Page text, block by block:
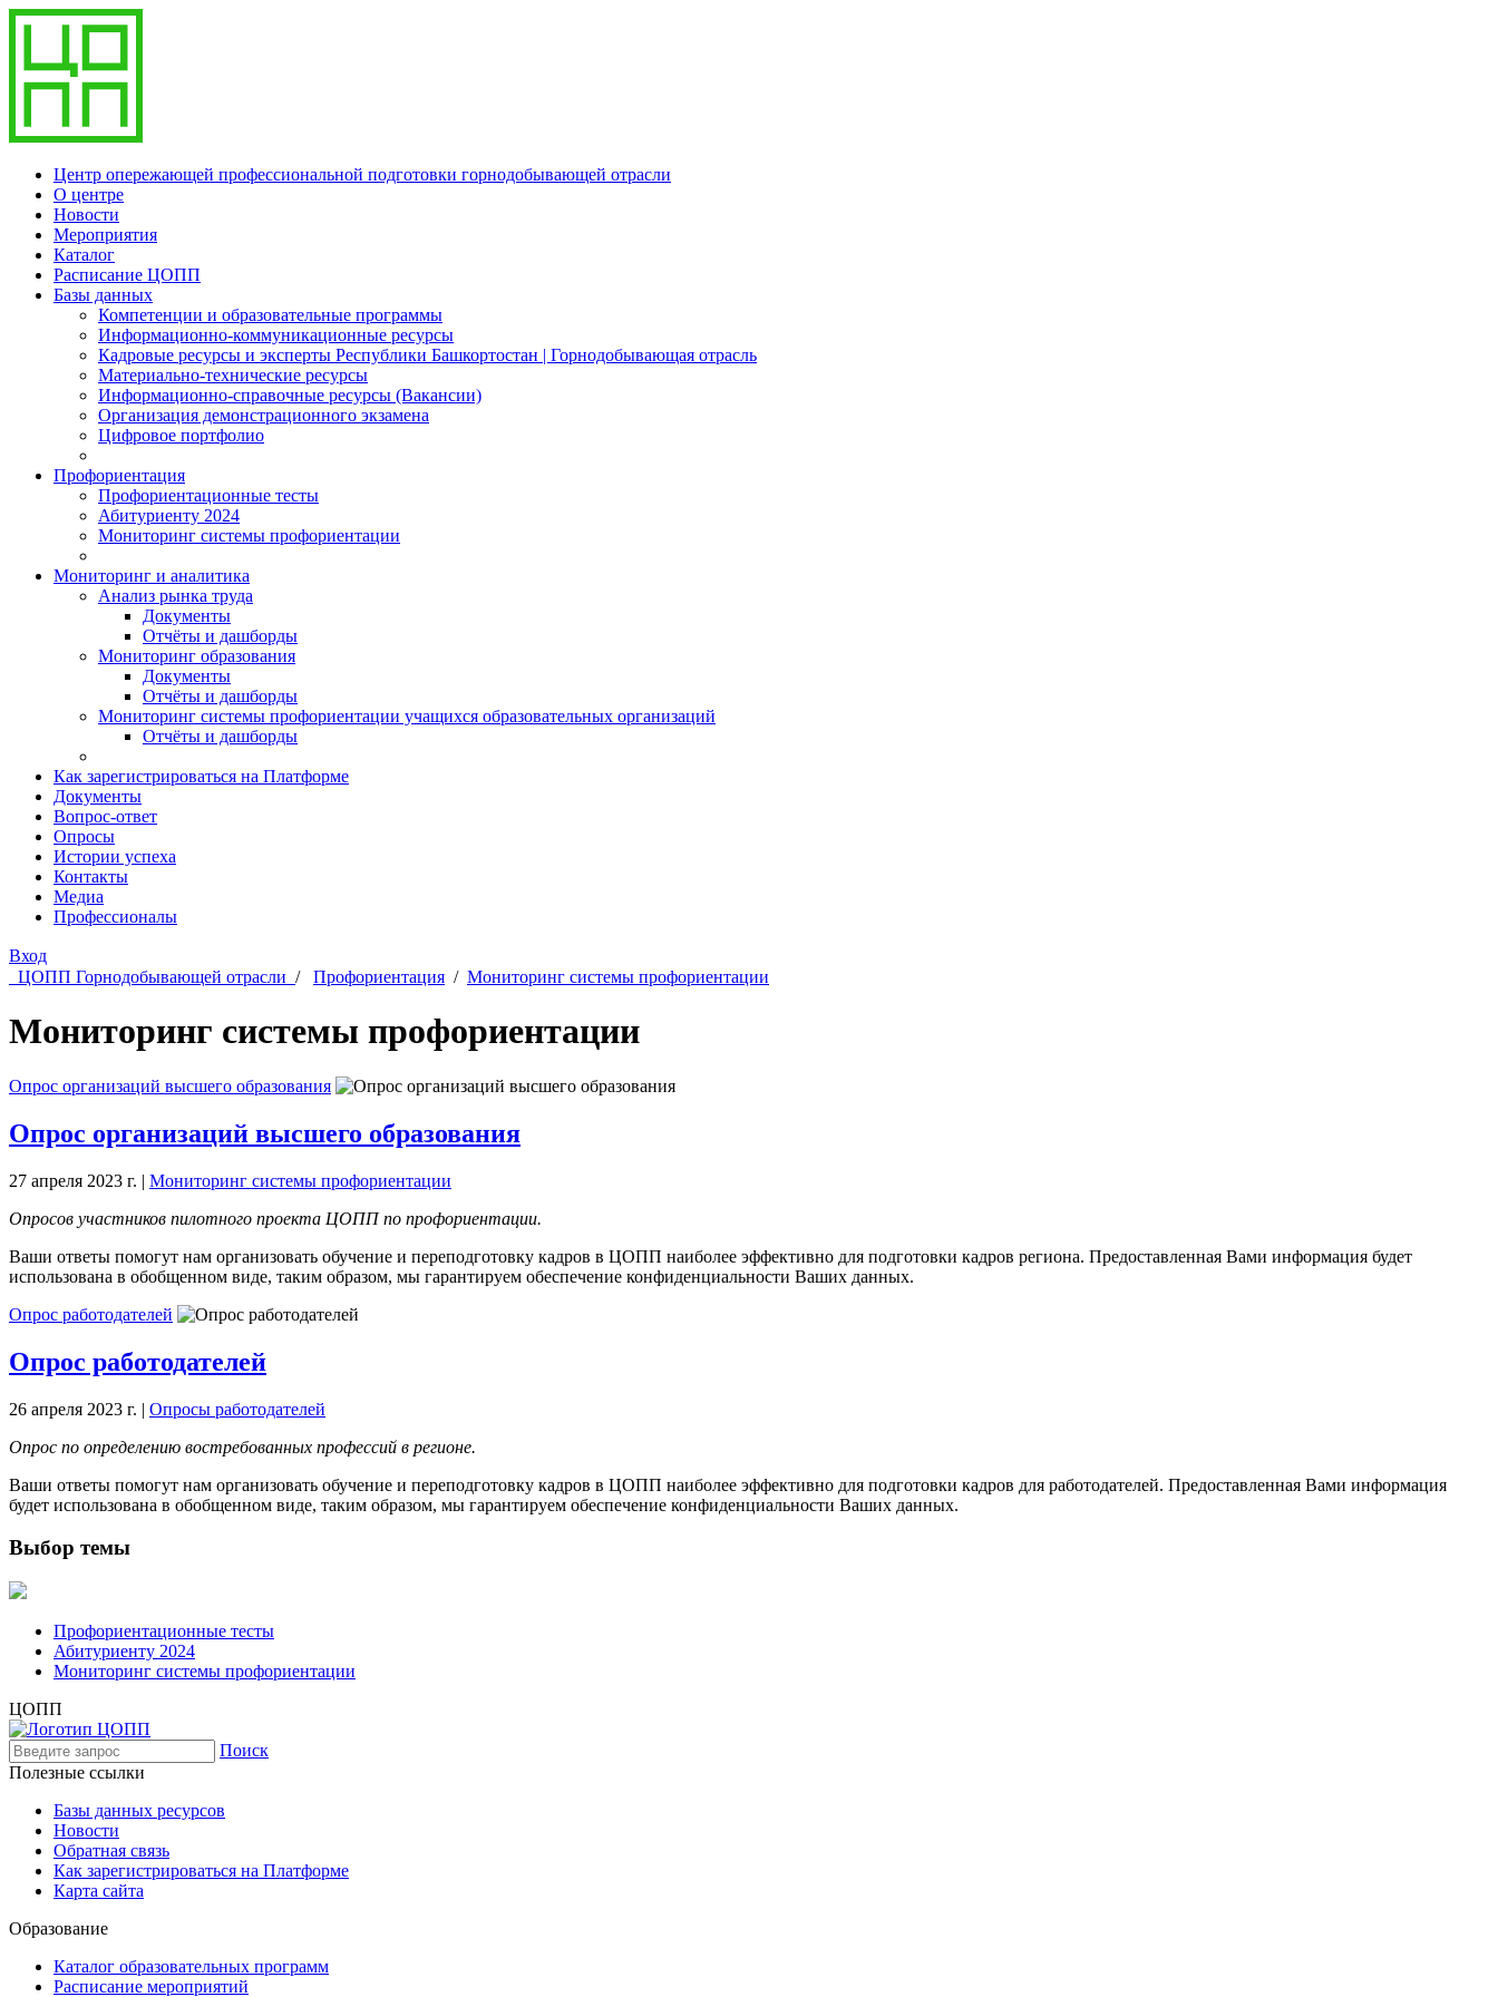
Центр опережающей профессиональной подготовки горнодобывающей отрасли
О центре
Новости
Мероприятия
Каталог
Расписание ЦОПП
Базы данных
Компетенции и образовательные программы
Информационно-коммуникационные ресурсы
Кадровые ресурсы и эксперты Республики Башкортостан | Горнодобывающая отрасль
Материально-технические ресурсы
Информационно-справочные ресурсы (Вакансии)
Организация демонстрационного экзамена
Цифровое портфолио
Профориентация
Профориентационные тесты
Абитуриенту 2024
Мониторинг системы профориентации
Мониторинг и аналитика
Анализ рынка труда
Документы
Отчёты и дашборды
Мониторинг образования
Документы
Отчёты и дашборды
Мониторинг системы профориентации учащихся образовательных организаций
Отчёты и дашборды
Как зарегистрироваться на Платформе
Документы
Вопрос-ответ
Опросы
Истории успеха
Контакты
Медиа
Профессионалы
Вход
ЦОПП Горнодобывающей отрасли / Профориентация / Мониторинг системы профориентации
Мониторинг системы профориентации
Опрос организаций высшего образования
Опрос организаций высшего образования
27 апреля 2023 г. | Мониторинг системы профориентации
Опросов участников пилотного проекта ЦОПП по профориентации.
Ваши ответы помогут нам организовать обучение и переподготовку кадров в ЦОПП наиболее эффективно для подготовки кадров региона. Предоставленная Вами информация будет
использована в обобщенном виде, таким образом, мы гарантируем обеспечение конфиденциальности Ваших данных.
Опрос работодателей
Опрос работодателей
26 апреля 2023 г. | Опросы работодателей
Опрос по определению востребованных профессий в регионе.
Ваши ответы помогут нам организовать обучение и переподготовку кадров в ЦОПП наиболее эффективно для подготовки кадров для работодателей. Предоставленная Вами информация
будет использована в обобщенном виде, таким образом, мы гарантируем обеспечение конфиденциальности Ваших данных.
Выбор темы
Профориентационные тесты
Абитуриенту 2024
Мониторинг системы профориентации
ЦОПП
Поиск
Полезные ссылки
Базы данных ресурсов
Новости
Обратная связь
Как зарегистрироваться на Платформе
Карта сайта
Образование
Каталог образовательных программ
Расписание мероприятий